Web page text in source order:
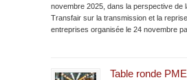
novembre 2025, dans la perspective de
Transfair sur la transmission et la
entreprises organisée le 24 novembre
Table ronde